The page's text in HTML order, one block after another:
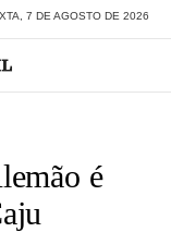
7 DE AGOSTO DE 2026
é